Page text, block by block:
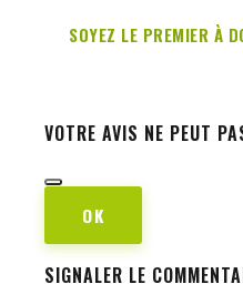
SOYEZ LE PREMIER À
VOTRE AVIS NE PEUT
OK
SIGNALER LE